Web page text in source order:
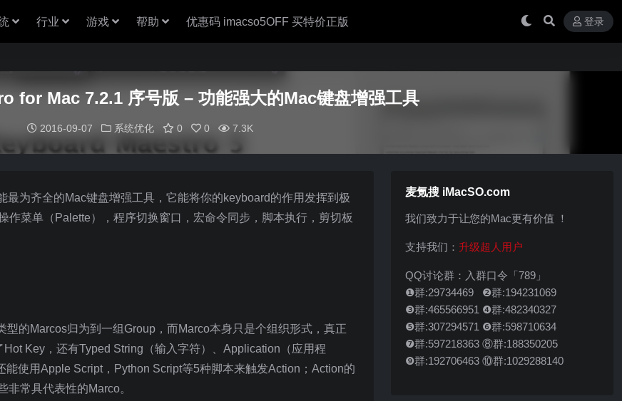
行业 游戏 帮助 优惠码 imacso5OFF 买特价正版 登录
for Mac 7.2.1 序号版 – 功能强大的Mac键盘增强工具
2016-09-07 系统优化 0 0 7.3K
为齐全的Mac键盘增强工具，它能将你的keyboard的作用发挥到极
菜单（Palette），程序切换窗口，宏命令同步，脚本执行，剪切板
的Marcos归为到一组Group，而Marco本身只是个组织形式，真正
Key，还有Typed String（输入字符）、Application（应用程
使用Apple Script，Python Script等5种脚本来触发Action；Action的
常具代表性的Marco。
麦氪搜 iMacSO.com
我们致力于让您的Mac更有价值 ！
支持我们： 升级超人用户
QQ讨论群：入群口令「789」
❶群:29734469 ❷群:194231069
❸群:465566951 ❹群:482340327
❺群:307294571 ❻群:598710634
❼群:597218363 ⑧群:188350205
❾群:192706463 ⑩群:1029288140